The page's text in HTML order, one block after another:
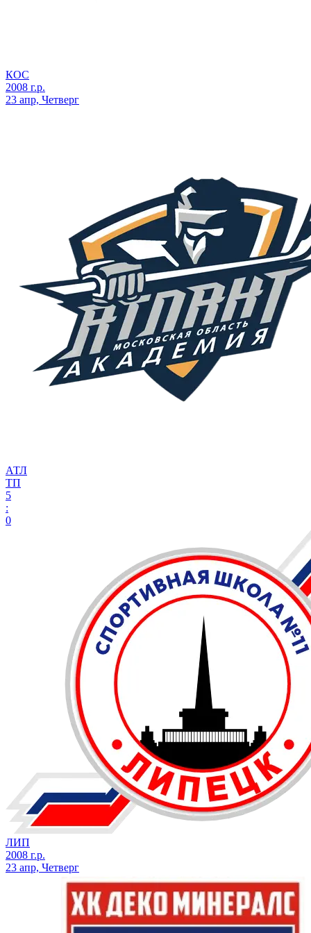
КОС
2008 г.р.
23 апр, Четверг
АТЛ
ТП
5
:
0
ЛИП
2008 г.р.
23 апр, Четверг